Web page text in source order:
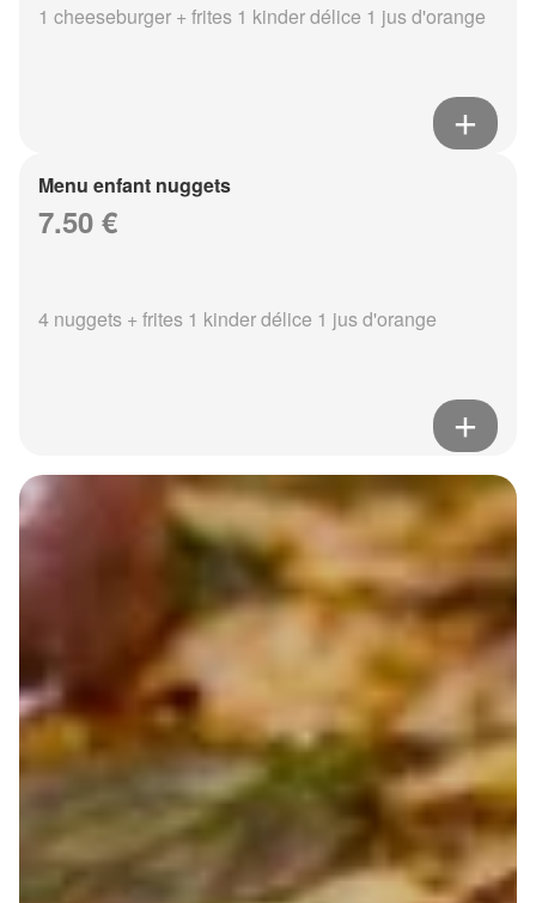
1 cheeseburger + frites 1 kinder délice 1 jus d'orange
Menu enfant nuggets
7.50 €
4 nuggets + frites 1 kinder délice 1 jus d'orange